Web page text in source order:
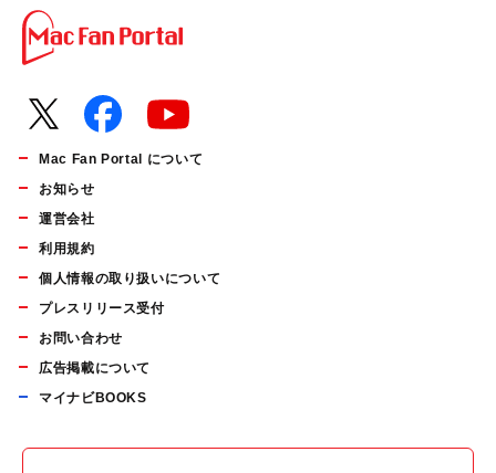
Mac Fan Portal について
お知らせ
運営会社
利用規約
個人情報の取り扱いについて
プレスリリース受付
お問い合わせ
広告掲載について
マイナビBOOKS